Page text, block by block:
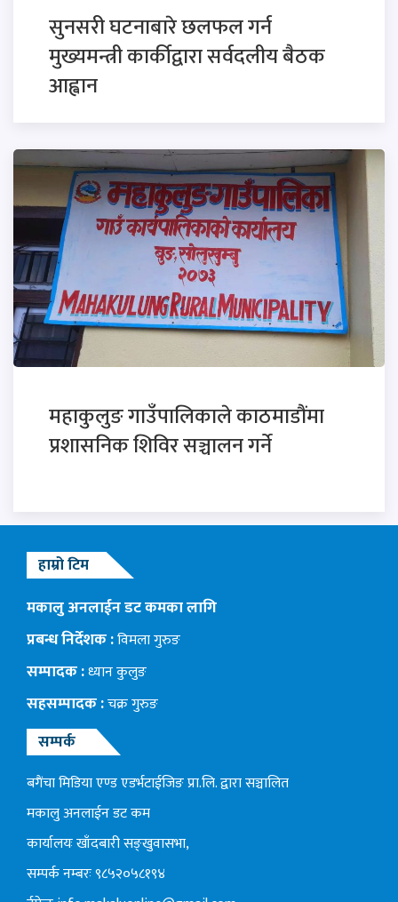
सुनसरी घटनाबारे छलफल गर्न
मुख्यमन्त्री कार्कीद्वारा सर्वदलीय बैठक
आह्वान
महाकुलुङ गाउँपालिकाले काठमाडौंमा
प्रशासनिक शिविर सञ्चालन गर्ने
हाम्रो टिम
मकालु अनलाईन डट कमका लागि
प्रबन्ध निर्देशक :विमला गुरुङ
सम्पादक :ध्यान कुलुङ
सहसम्पादक :चक्र गुरुङ
सम्पर्क
बगैंचा मिडिया एण्ड एडर्भटाईजिङ प्रा.लि. द्वारा सञ्चालित
मकालु अनलाईन डट कम
कार्यालयः खाँदबारी सङ्खुवासभा,
सम्पर्क नम्बरः ९८५२०५८१९४